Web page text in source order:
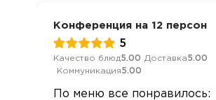
Конференция на 12 персон
5
Качество блюд5.00 Доставка5.00
Коммуникация5.00
По меню все понравилось: